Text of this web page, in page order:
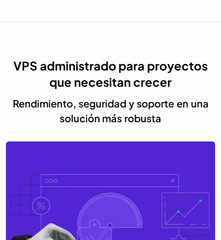
VPS administrado para proyectos
que necesitan crecer
Rendimiento, seguridad y soporte en una
solución más robusta